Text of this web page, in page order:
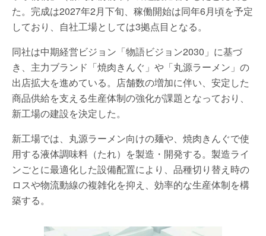
た。完成は2027年2月下旬、稼働開始は同年6月頃を予定
しており、自社工場としては3拠点目となる。
同社は中期経営ビジョン「物語ビジョン2030」に基づ
き、主力ブランド「焼肉きんぐ」や「丸源ラーメン」の
出店拡大を進めている。店舗数の増加に伴い、安定した
商品供給を支える生産体制の強化が課題となっており、
新工場の建設を決定した。
新工場では、丸源ラーメン向けの麺や、焼肉きんぐで使
用する液体調味料（たれ）を製造・開発する。製造ライ
ンごとに最適化した設備配置により、品種切り替え時の
ロスや物流動線の複雑化を抑え、効率的な生産体制を構
築する。